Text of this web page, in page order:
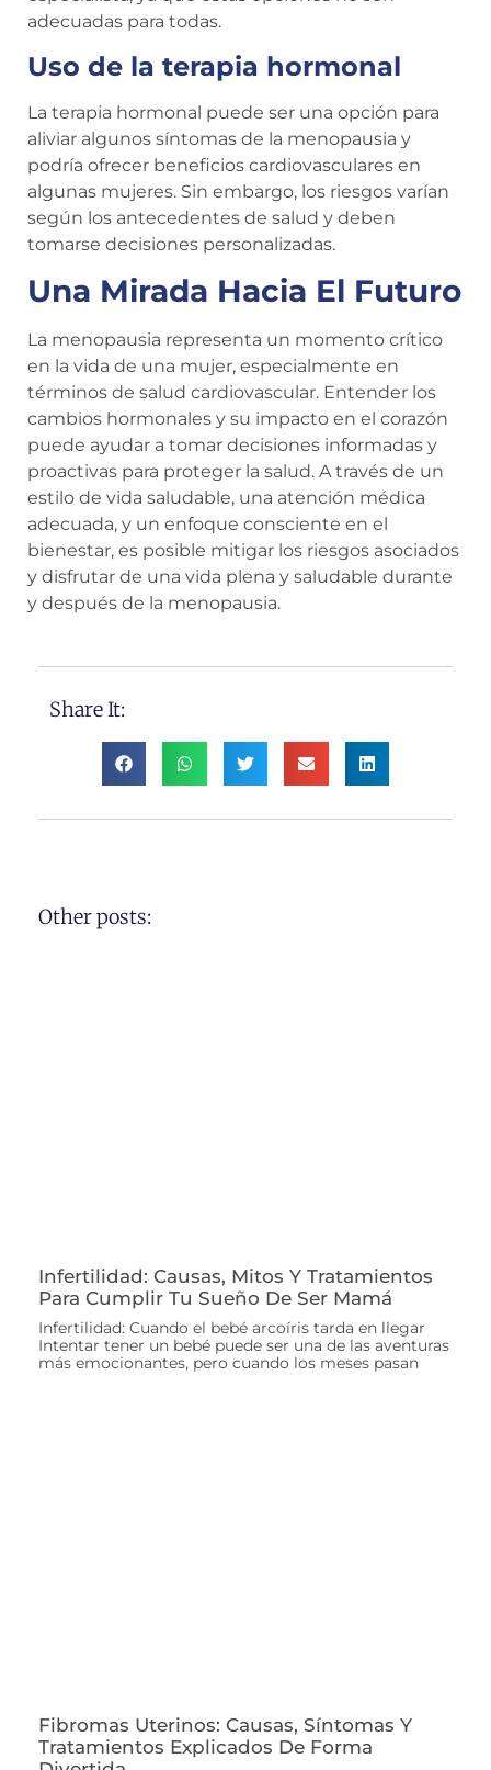
adecuadas para todas.
Uso de la terapia hormonal
La terapia hormonal puede ser una opción para
aliviar algunos síntomas de la menopausia y
podría ofrecer beneficios cardiovasculares en
algunas mujeres. Sin embargo, los riesgos varían
según los antecedentes de salud y deben
tomarse decisiones personalizadas.
Una Mirada Hacia El Futuro
La menopausia representa un momento crítico
en la vida de una mujer, especialmente en
términos de salud cardiovascular. Entender los
cambios hormonales y su impacto en el corazón
puede ayudar a tomar decisiones informadas y
proactivas para proteger la salud. A través de un
estilo de vida saludable, una atención médica
adecuada, y un enfoque consciente en el
bienestar, es posible mitigar los riesgos asociados
y disfrutar de una vida plena y saludable durante
y después de la menopausia.
Share It:
Other posts:
Infertilidad: Causas, Mitos Y Tratamientos
Para Cumplir Tu Sueño De Ser Mamá
Infertilidad: Cuando el bebé arcoíris tarda en llegar
Intentar tener un bebé puede ser una de las aventuras
más emocionantes, pero cuando los meses pasan
Fibromas Uterinos: Causas, Síntomas Y
Tratamientos Explicados De Forma